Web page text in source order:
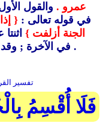
عمرو . والقول
في قوله تعالى : {
الجنة أزلفت }
في الآخرة ; وقد بينا الستة الأولى بقول أبي بن كعب .
تفسير
فَلَا أُقْسِمُ